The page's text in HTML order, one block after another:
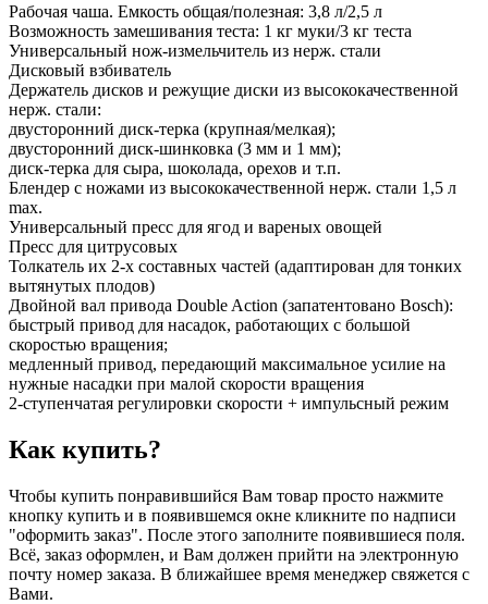
Рабочая чаша. Емкость общая/полезная: 3,8 л/2,5 л
Возможность замешивания теста: 1 кг муки/3 кг теста
Универсальный нож-измельчитель из нерж. стали
Дисковый взбиватель
Держатель дисков и режущие диски из высококачественной
нерж. стали:
двусторонний диск-терка (крупная/мелкая);
двусторонний диск-шинковка (3 мм и 1 мм);
диск-терка для сыра, шоколада, орехов и т.п.
Блендер с ножами из высококачественной нерж. стали 1,5 л
max.
Универсальный пресс для ягод и вареных овощей
Пресс для цитрусовых
Толкатель их 2-х составных частей (адаптирован для тонких
вытянутых плодов)
Двойной вал привода Double Action (запатентовано Bosch):
быстрый привод для насадок, работающих с большой
скоростью вращения;
медленный привод, передающий максимальное усилие на
нужные насадки при малой скорости вращения
2-ступенчатая регулировки скорости + импульсный режим
Как купить?
Чтобы купить понравившийся Вам товар просто нажмите
кнопку купить и в появившемся окне кликните по надписи
"оформить заказ". После этого заполните появившиеся поля.
Всё, заказ оформлен, и Вам должен прийти на электронную
почту номер заказа. В ближайшее время менеджер свяжется с
Вами.